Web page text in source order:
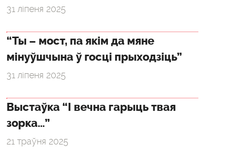
31 ліпеня 2025
“Ты – мост, па якім да мяне
мінуўшчына ў госці прыходзіць”
31 ліпеня 2025
Выстаўка “І вечна гарыць твая
зорка…”
21 траўня 2025